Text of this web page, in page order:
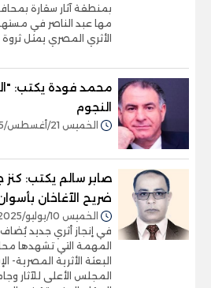
بمنطقة آثار سقارة
مها عبد الناصر في
الأثري المصري يمثل ثروة
محمد فودة يكتب:
النجوم
الخميس 21/أغسطس/2025 - 03:10 م
صابر سالم يكتب:
ضريح الآغاخان
الخميس 10/يوليو/2025 - 03:53 م
في إنجاز أثري جديد
المهمة التي تشهدها
البعثة الأثرية المصرية-
المجلس الأعلى للآثار